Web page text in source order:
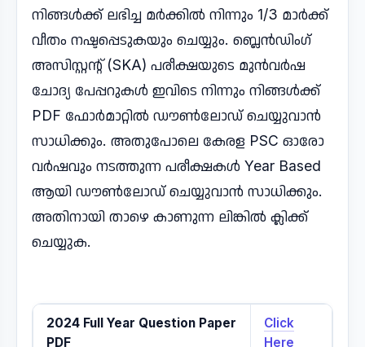
നിങ്ങൾക്ക് ലഭിച്ച മർക്കിൽ നിന്നും 1/3 മാർക്ക്
വീതം നഷ്ടപ്പെടുകയും ചെയ്യും. ബ്ലെൻഡിംഗ്
അസിസ്റ്റന്റ് (SKA) പരീക്ഷയുടെ മുൻവർഷ
ചോദ്യ പേപ്പറുകൾ ഇവിടെ നിന്നും നിങ്ങൾക്ക്
PDF ഫോർമാറ്റിൽ ഡൗൺലോഡ് ചെയ്യുവാൻ
സാധിക്കും. അതുപോലെ കേരള PSC ഓരോ
വർഷവും നടത്തുന്ന പരീക്ഷകൾ Year Based
ആയി ഡൗൺലോഡ് ചെയ്യുവാൻ സാധിക്കും.
അതിനായി താഴെ കാണുന്ന ലിങ്കിൽ ക്ലിക്ക്
ചെയ്യുക.
2024 Full Year Question Paper
PDF
Click
Here